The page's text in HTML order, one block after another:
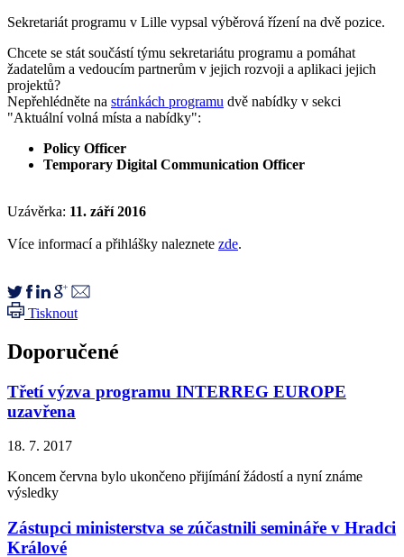
Sekretariát programu v Lille vypsal výběrová řízení na dvě pozice.
Chcete se stát součástí týmu sekretariátu programu a pomáhat
žadatelům a vedoucím partnerům v jejich rozvoji a aplikaci jejich
projektů?
Nepřehlédněte na stránkách programu dvě nabídky v sekci
"Aktuální volná místa a nabídky":
Policy Officer
Temporary Digital Communication Officer
Uzávěrka: 11. září 2016
Více informací a přihlášky naleznete zde.
Tisknout
Doporučené
Třetí výzva programu INTERREG EUROPE
uzavřena
18. 7. 2017
Koncem června bylo ukončeno přijímání žádostí a nyní známe
výsledky
Zástupci ministerstva se zúčastnili semináře v Hradci
Králové